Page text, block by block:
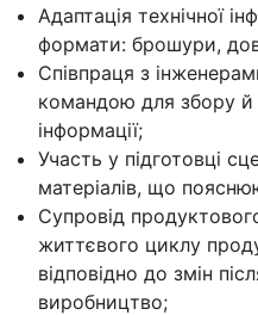
Адаптація технічної
формати: брошури,
Співпраця з
командою для збору й
інформації;
Участь у підготовці
матеріалів, що
Супровід
життєвого циклу
відповідно до змін
виробництво;